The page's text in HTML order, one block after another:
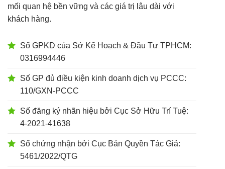
mối quan hệ bền vững và các giá trị lâu dài với
khách hàng.
Số GPKD của Sở Kế Hoạch & Đầu Tư TPHCM:
0316994446
Số GP đủ điều kiện kinh doanh dịch vụ PCCC:
110/GXN-PCCC
Số đăng ký nhãn hiệu bởi Cục Sở Hữu Trí Tuệ:
4-2021-41638
Số chứng nhận bởi Cục Bản Quyền Tác Giả:
5461/2022/QTG